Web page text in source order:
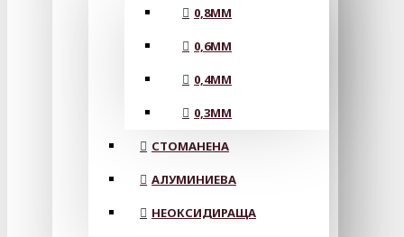
0,8MM
0,6MM
0,4MM
0,3MM
СТОМАНЕНА
АЛУМИНИЕВА
НЕОКСИДИРАЩА